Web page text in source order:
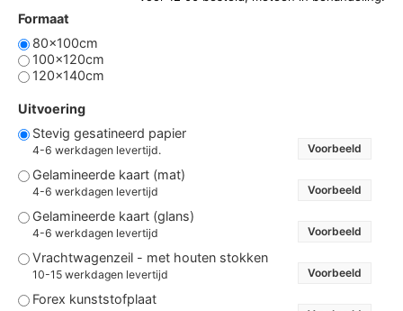
Formaat
80x100cm
100x120cm
120x140cm
Uitvoering
Stevig gesatineerd papier
4-6 werkdagen levertijd. Voorbeeld
Gelamineerde kaart (mat)
4-6 werkdagen levertijd Voorbeeld
Gelamineerde kaart (glans)
4-6 werkdagen levertijd Voorbeeld
Vrachtwagenzeil - met houten stokken
10-15 werkdagen levertijd Voorbeeld
Forex kunststofplaat